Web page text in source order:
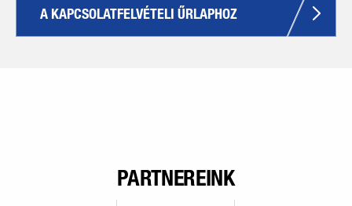
A KAPCSOLATFELVÉTELI ŰRLAPHOZ
PARTNEREINK